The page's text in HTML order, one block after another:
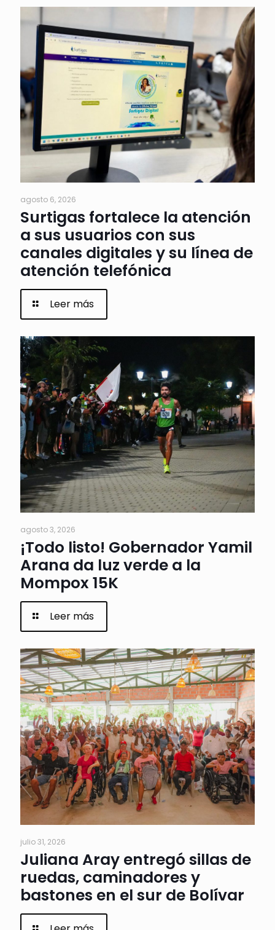
agosto 6, 2026
Surtigas fortalece la atención
a sus usuarios con sus
canales digitales y su línea de
atención telefónica
Leer más
agosto 3, 2026
¡Todo listo! Gobernador Yamil
Arana da luz verde a la
Mompox 15K
Leer más
julio 31, 2026
Juliana Aray entregó sillas de
ruedas, caminadores y
bastones en el sur de Bolívar